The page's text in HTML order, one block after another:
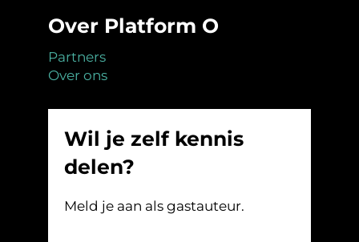
Over Platform O
Partners
Over ons
Wil je zelf kennis
delen?
Meld je aan als gastauteur.